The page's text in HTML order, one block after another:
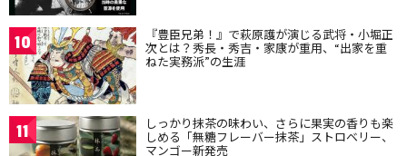
10 『豊臣兄弟！』で萩原護が演じる武将・小堀正
次とは？秀長・秀吉・家康が重用、“出家を重
ねた実務派”の生涯
11 しっかり抹茶の味わい、さらに果実の香りも楽
しめる「無糖フレーバー抹茶」ストロベリー、
マンゴー新発売